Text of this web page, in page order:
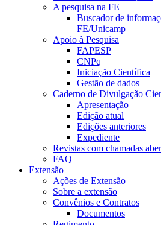
A pesquisa na FE
Buscador de
FE/Unicamp
Apoio à Pesquisa
FAPESP
CNPq
Iniciação Científica
Gestão de dados
Caderno de Divulgação
Apresentação
Edição atual
Edições anteriores
Expediente
Revistas com chamadas
FAQ
Extensão
Ações de Extensão
Sobre a extensão
Convênios e Contratos
Documentos